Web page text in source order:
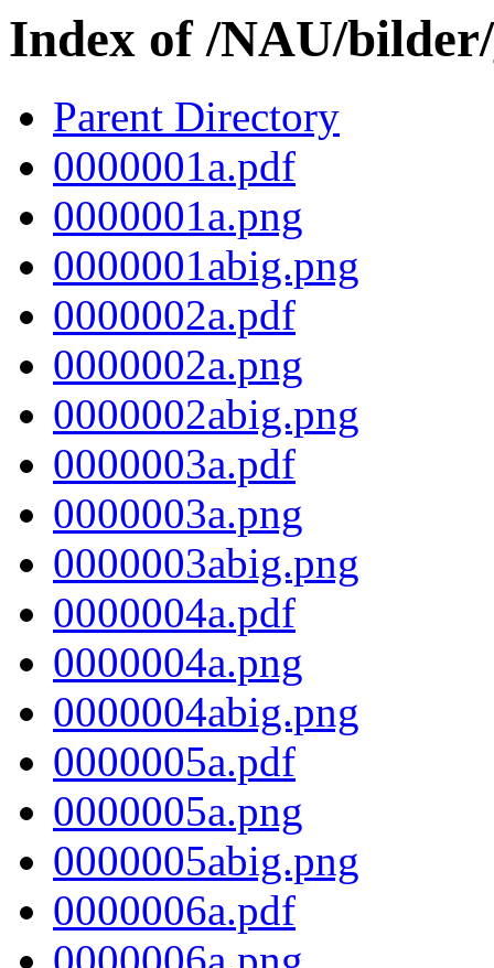
Index of /NAU/
Parent Directory
0000001a.pdf
0000001a.png
0000001abig.png
0000002a.pdf
0000002a.png
0000002abig.png
0000003a.pdf
0000003a.png
0000003abig.png
0000004a.pdf
0000004a.png
0000004abig.png
0000005a.pdf
0000005a.png
0000005abig.png
0000006a.pdf